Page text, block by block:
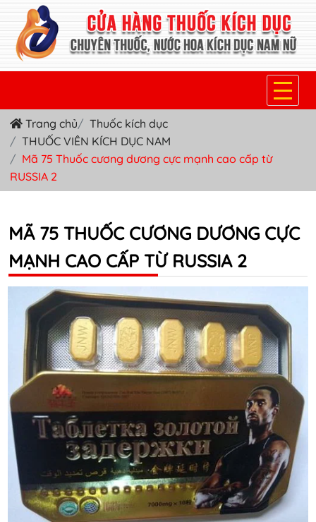
TRANG CHỦ
THUỐC KÍCH DỤC NỮ
THUỐC NƯỚC KÍCH DỤC NAM
THUỐC VIÊN KÍCH DỤC NAM
SẢN PHẨM KHÁC
TIN TỨC & BLOG
Trang chủ
Thuốc kích dục
THUỐC VIÊN KÍCH DỤC NAM
Mã 75 Thuốc cương dương cực mạnh cao cấp từ
RUSSIA 2
MÃ 75 THUỐC CƯƠNG DƯƠNG CỰC
MẠNH CAO CẤP TỪ RUSSIA 2